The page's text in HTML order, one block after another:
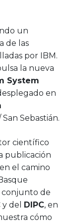
un
de las
por IBM.
la nueva
System
en
Sebastián.
científico
publicación
el camino
conjunto de
y del DIPC, en
cómo